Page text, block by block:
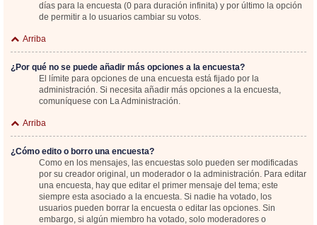
días para la encuesta (0 para duración infinita) y por último la opción
de permitir a lo usuarios cambiar su votos.
Arriba
¿Por qué no se puede añadir más opciones a la encuesta?
El límite para opciones de una encuesta está fijado por la
administración. Si necesita añadir más opciones a la encuesta,
comuníquese con La Administración.
Arriba
¿Cómo edito o borro una encuesta?
Como en los mensajes, las encuestas solo pueden ser modificadas
por su creador original, un moderador o la administración. Para editar
una encuesta, hay que editar el primer mensaje del tema; este
siempre esta asociado a la encuesta. Si nadie ha votado, los
usuarios pueden borrar la encuesta o editar las opciones. Sin
embargo, si algún miembro ha votado, solo moderadores o